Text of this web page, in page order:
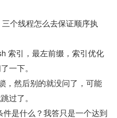
个线程怎么去保证顺序执
索引，最左前缀，索引优化
一下。
，然后别的就没问了，可能
过了。
是什么？我答只是一个达到